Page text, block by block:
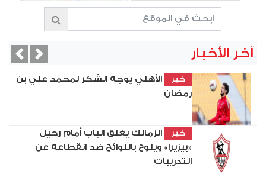
آخر الأخبار
خبر
الأهلي يوجه الشكر لمحمد علي بن
رمضان
خبر
الزمالك يغلق الباب أمام رحيل
«بيزيرا» ويلوح باللوائح ضد انقطاعه عن
التدريبات
Next